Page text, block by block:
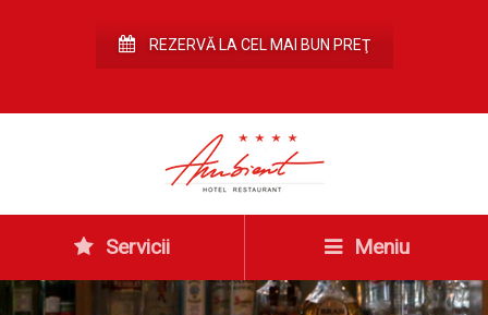
REZERVĂ LA CEL MAI BUN PREŢ
Servicii Meniu